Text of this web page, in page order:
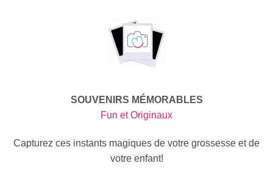
SOUVENIRS MÉMORABLES
Fun et Originaux
Capturez ces instants magiques de votre grossesse et de
votre enfant!